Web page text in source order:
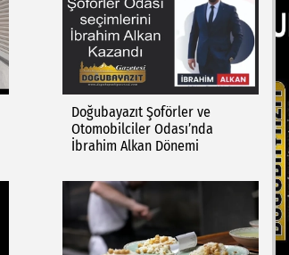
Doğubayazıt Şoförler ve
Otomobilciler Odası’nda
İbrahim Alkan Dönemi